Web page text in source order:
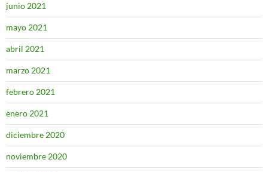
junio 2021
mayo 2021
abril 2021
marzo 2021
febrero 2021
enero 2021
diciembre 2020
noviembre 2020